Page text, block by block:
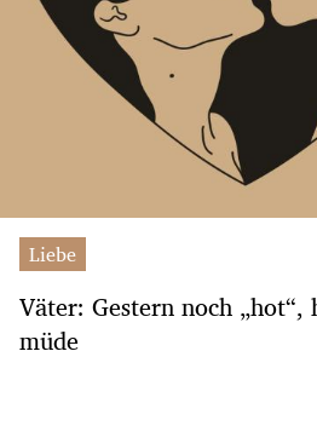
Liebe
Väter: Gestern noch
müde